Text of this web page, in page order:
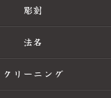
彫刻
法名
クリーニング